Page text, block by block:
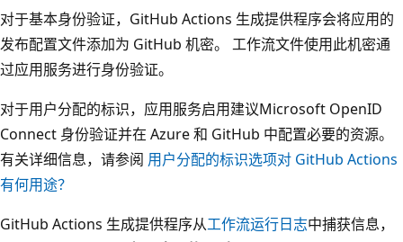
对于基本身份验证，GitHub Actions 生成提供程序会将应用的
发布配置文件添加为 GitHub 机密。 工作流文件使用此机密通
过应用服务进行身份验证。
对于用户分配的标识，应用服务启用建议Microsoft OpenID
Connect 身份验证并在 Azure 和 GitHub 中配置必要的资源。
有关详细信息，请参阅 用户分配的标识选项对 GitHub Actions
有何用途？
GitHub Actions 生成提供程序从工作流运行日志中捕获信息，